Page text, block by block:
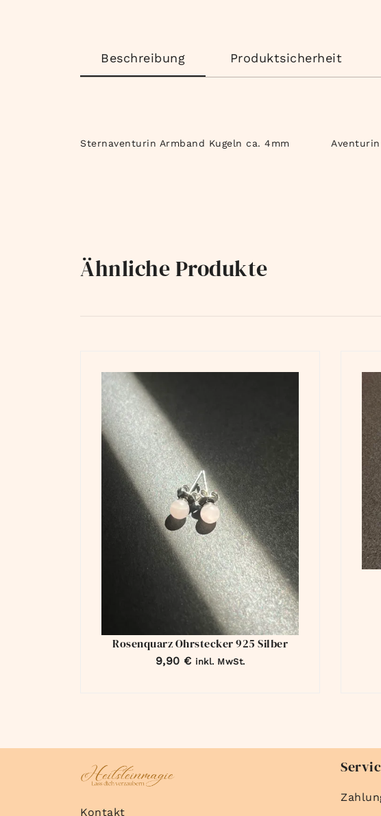
Beschreibung Produktsicherheit
Sternaventurin Armband Kugeln ca. 4mm
Ähnliche Produkte
Rosenquarz Ohrstecker 925 Silber
9,90 € inkl. MwSt.
Kontakt